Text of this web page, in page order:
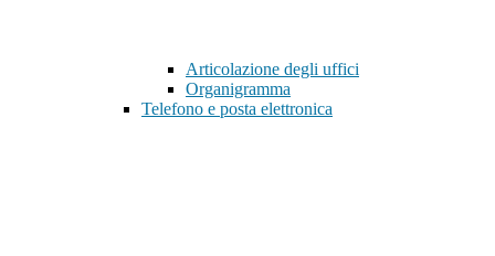
Articolazione degli uffici
Organigramma
Telefono e posta elettronica